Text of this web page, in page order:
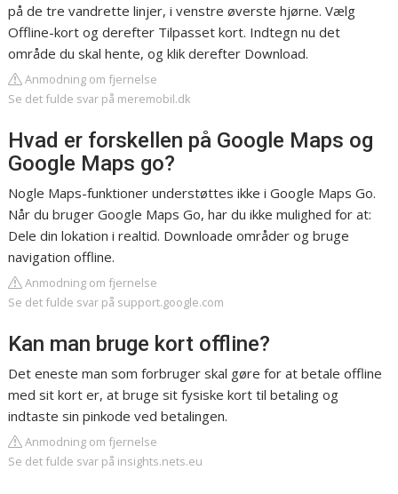
på de tre vandrette linjer, i venstre øverste hjørne. Vælg
Offline-kort og derefter Tilpasset kort. Indtegn nu det
område du skal hente, og klik derefter Download.
Anmodning om fjernelse
Se det fulde svar på meremobil.dk
Hvad er forskellen på Google Maps og
Google Maps go?
Nogle Maps-funktioner understøttes ikke i Google Maps Go.
Når du bruger Google Maps Go, har du ikke mulighed for at:
Dele din lokation i realtid. Downloade områder og bruge
navigation offline.
Anmodning om fjernelse
Se det fulde svar på support.google.com
Kan man bruge kort offline?
Det eneste man som forbruger skal gøre for at betale offline
med sit kort er, at bruge sit fysiske kort til betaling og
indtaste sin pinkode ved betalingen.
Anmodning om fjernelse
Se det fulde svar på insights.nets.eu